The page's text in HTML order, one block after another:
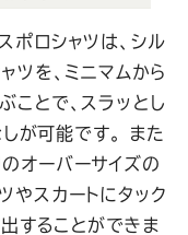
ポロシャツは、シル
ツを、ミニマムから
ことで、スラッとし
が可能です。
また
オーバーサイズの
やスカートにタック
することができま